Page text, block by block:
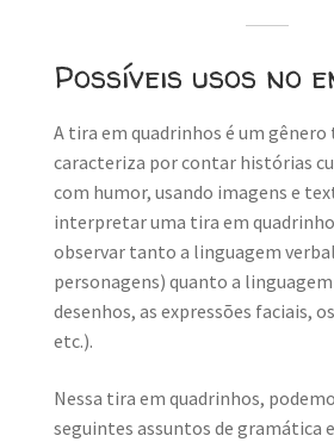
Possíveis usos no
A tira em quadrinhos é um gênero
caracteriza por contar histórias
com humor, usando imagens e
interpretar uma tira em
observar tanto a linguagem
personagens) quanto a
desenhos, as expressões faciais,
etc.).
Nessa tira em quadrinhos,
seguintes assuntos de gramática